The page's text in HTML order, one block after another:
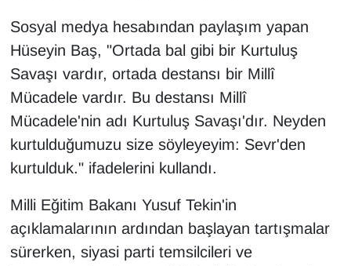
Sosyal medya hesabından paylaşım yapan
Hüseyin Baş, "Ortada bal gibi bir Kurtuluş
Savaşı vardır, ortada destansı bir Millî
Mücadele vardır. Bu destansı Millî
Mücadele'nin adı Kurtuluş Savaşı'dır. Neyden
kurtulduğumuzu size söyleyeyim: Sevr'den
kurtulduk." ifadelerini kullandı.
Milli Eğitim Bakanı Yusuf Tekin'in
açıklamalarının ardından başlayan tartışmalar
sürerken, siyasi parti temsilcileri ve